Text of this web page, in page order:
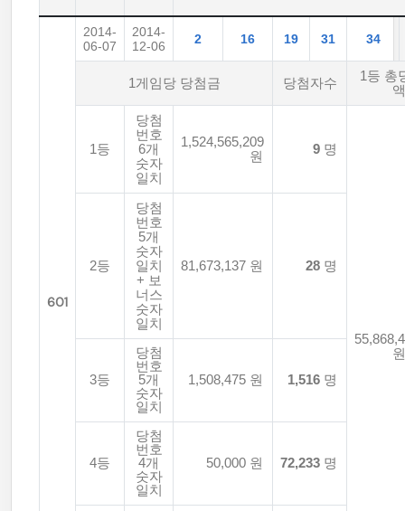
601
2014-
06-07
2014-
12-06
2 16 19 31 34
1게임당 당첨금 당첨자수
1등 총
액
1등
당첨
번호
6개
숫자
일치
1,524,565,209
원
9 명
원
2등
당첨
번호
5개
숫자
일치
+ 보
너스
숫자
일치
81,673,137 원 28 명
3등
당첨
번호
5개
숫자
일치
1,508,475 원 1,516 명
4등
당첨
번호
4개
숫자
일치
50,000 원 72,233 명